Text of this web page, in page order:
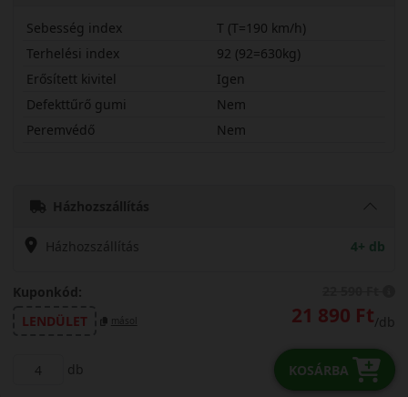
Sebesség index
T (T=190 km/h)
Terhelési index
92 (92=630kg)
Erősített kivitel
Igen
Defekttűrő gumi
Nem
Peremvédő
Nem
Házhozszállítás
Házhozszállítás 4+ db
Kuponkód:
LENDÜLET
másol 21 890 Ft/db
db KOSÁRBA